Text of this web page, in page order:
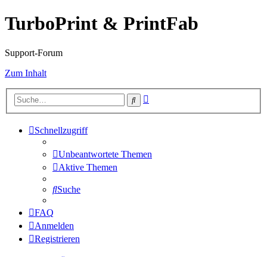
TurboPrint & PrintFab
Support-Forum
Zum Inhalt
Suche
Schnellzugriff
Unbeantwortete Themen
Aktive Themen
Suche
FAQ
Anmelden
Registrieren